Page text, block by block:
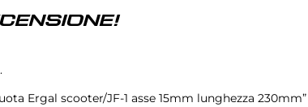
Ergal scooter/JF-1 asse 15mm lunghezza 230mm”